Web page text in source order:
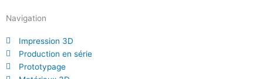
Navigation
Impression 3D
Production en série
Prototypage